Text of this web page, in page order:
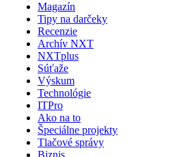
Magazín
Tipy na darčeky
Recenzie
Archív NXT
NXTplus
Súťaže
Výskum
Technológie
ITPro
Ako na to
Špeciálne projekty
Tlačové správy
Biznis